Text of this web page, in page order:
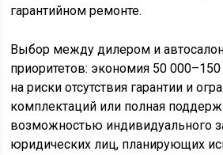
гарантийном ремонте.
Выбор между дилером и
приоритетов: экономия 50
на риски отсутствия гарантии и
комплектаций или полная
возможностью индивидуального
юридических лиц, планирующих